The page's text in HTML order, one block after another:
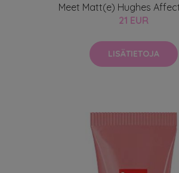
Meet Matt(e) Hughes
21 EUR
LISÄTIETOJA